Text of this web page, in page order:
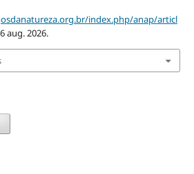
index.php/anap/articl
aug. 2026.